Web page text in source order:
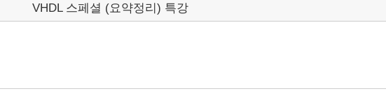
VHDL 스페셜 (요약정리) 특강